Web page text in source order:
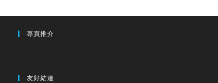
專頁推介
友好結連